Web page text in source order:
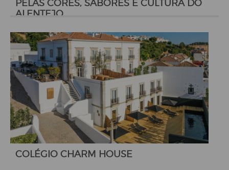
PELAS CORES, SABORES E CULTURA DO
ALENTEJO
COLÉGIO CHARM HOUSE